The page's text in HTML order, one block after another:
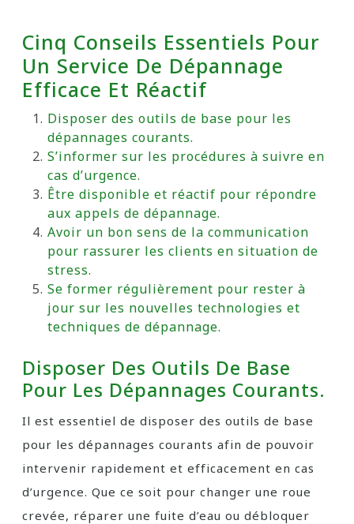
Cinq Conseils Essentiels Pour
Un Service De Dépannage
Efficace Et Réactif
Disposer des outils de base pour les
dépannages courants.
S’informer sur les procédures à suivre en
cas d’urgence.
Être disponible et réactif pour répondre
aux appels de dépannage.
Avoir un bon sens de la communication
pour rassurer les clients en situation de
stress.
Se former régulièrement pour rester à
jour sur les nouvelles technologies et
techniques de dépannage.
Disposer Des Outils De Base
Pour Les Dépannages Courants.
Il est essentiel de disposer des outils de base
pour les dépannages courants afin de pouvoir
intervenir rapidement et efficacement en cas
d’urgence. Que ce soit pour changer une roue
crevée, réparer une fuite d’eau ou débloquer